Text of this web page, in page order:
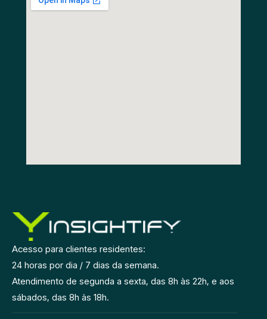
Acesso para clientes residentes:
24 horas por dia / 7 dias da semana.
Atendimento de segunda a sexta, das 8h às 22h, e aos
sábados, das 8h às 18h.